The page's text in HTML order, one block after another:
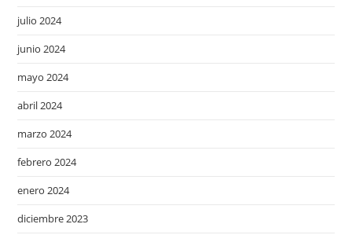
julio 2024
junio 2024
mayo 2024
abril 2024
marzo 2024
febrero 2024
enero 2024
diciembre 2023